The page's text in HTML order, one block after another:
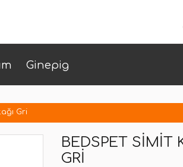
Ginepig
Gri
BEDSPET SIMIT
GRI